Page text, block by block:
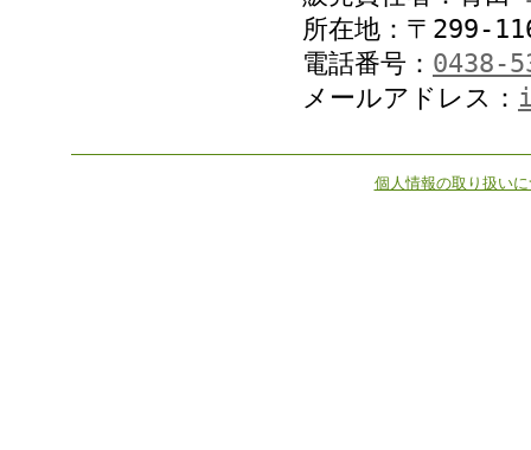
所在地：〒299-
電話番号： 0438-
メールアドレス：
個人情報の取り扱い